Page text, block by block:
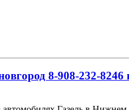
8-908-232-8246